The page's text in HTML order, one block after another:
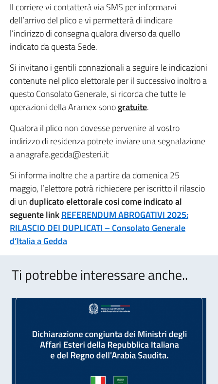
Il corriere vi contatterà via SMS per informarvi
dell’arrivo del plico e vi permetterà di indicare
l’indirizzo di consegna qualora diverso da quello
indicato da questa Sede.
Si invitano i gentili connazionali a seguire le indicazioni
contenute nel plico elettorale per il successivo inoltro a
questo Consolato Generale, si ricorda che tutte le
operazioni della Aramex sonogratuite.
Qualora il plico non dovesse pervenire al vostro
indirizzo di residenza potrete inviare una segnalazione
a anagrafe.gedda@esteri.it
Si informa inoltre che a partire da domenica 25
maggio, l’elettore potrà richiedere per iscritto il rilascio
di unduplicato elettorale cosi come indicato al
seguente linkREFERENDUM ABROGATIVI 2025:
RILASCIO DEI DUPLICATI – Consolato Generale
d’Italia a Gedda
Ti potrebbe interessare anche..